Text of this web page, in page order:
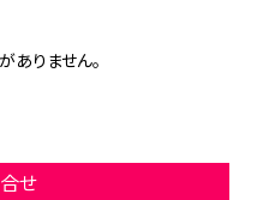
ありません。
せ